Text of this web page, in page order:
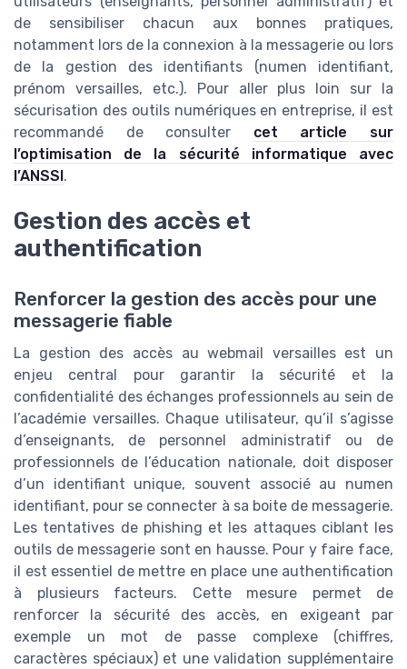
de sensibiliser chacun aux bonnes pratiques,
notamment lors de la connexion à la messagerie ou lors
de la gestion des identifiants (numen identifiant,
prénom versailles, etc.). Pour aller plus loin sur la
sécurisation des outils numériques en entreprise, il est
recommandé de consulter cet article sur
l’optimisation de la sécurité informatique avec
l’ANSSI.
Gestion des accès et
authentification
Renforcer la gestion des accès pour une
messagerie fiable
La gestion des accès au webmail versailles est un
enjeu central pour garantir la sécurité et la
confidentialité des échanges professionnels au sein de
l’académie versailles. Chaque utilisateur, qu’il s’agisse
d’enseignants, de personnel administratif ou de
professionnels de l’éducation nationale, doit disposer
d’un identifiant unique, souvent associé au numen
identifiant, pour se connecter à sa boite de messagerie.
Les tentatives de phishing et les attaques ciblant les
outils de messagerie sont en hausse. Pour y faire face,
il est essentiel de mettre en place une authentification
à plusieurs facteurs. Cette mesure permet de
renforcer la sécurité des accès, en exigeant par
exemple un mot de passe complexe (chiffres,
caractères spéciaux) et une validation supplémentaire